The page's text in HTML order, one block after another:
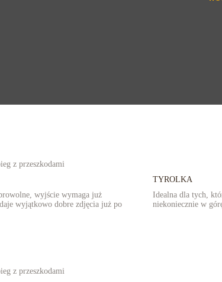
wyjście wymaga już
wyjątkowo dobre zdjęcia już po
TYROLKA
Idealna dla tych,
niekoniecznie w